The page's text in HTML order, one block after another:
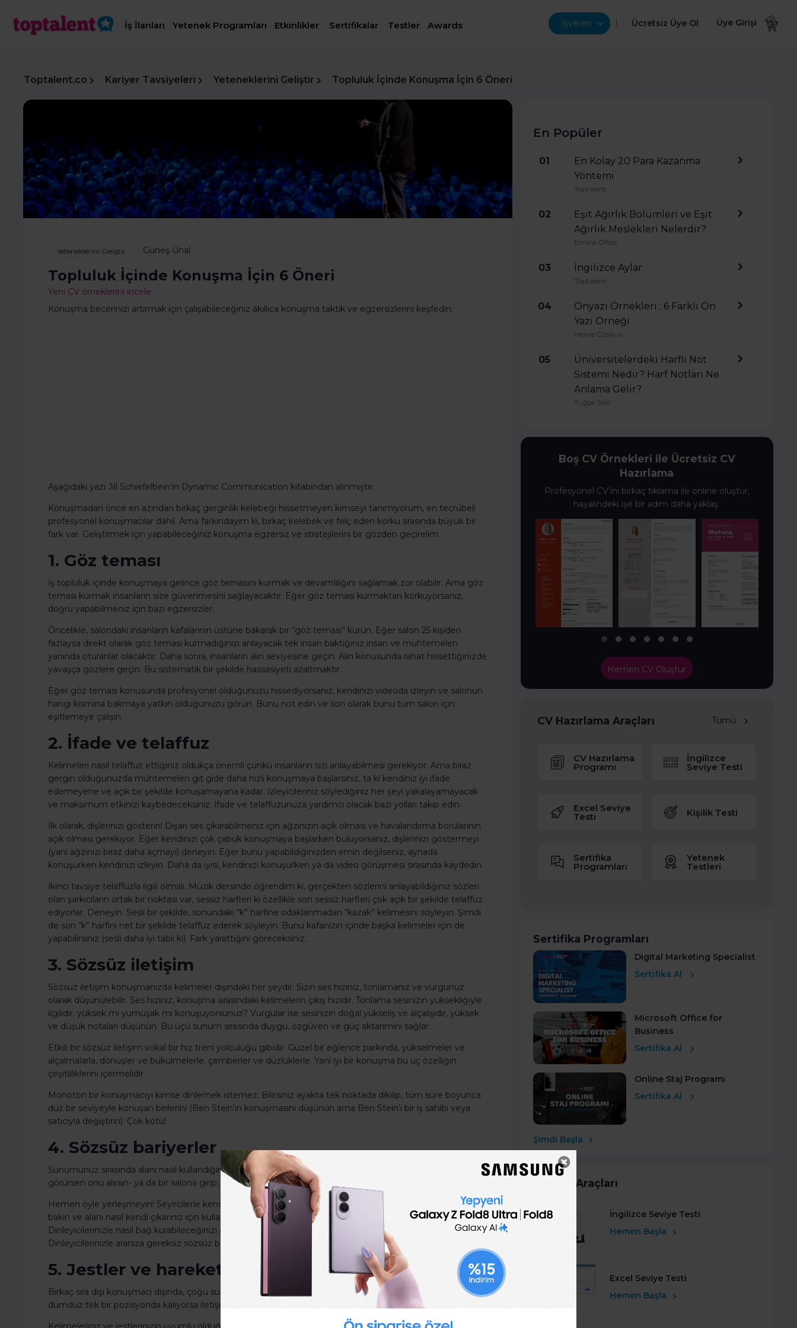
İş İlanları Yetenek Programları Etkinlikler Sertifikalar Testler Awards İşveren | Ücretsiz Üye Ol Üye Girişi
Toptalent.co Kariyer Tavsiyeleri Yeteneklerini Geliştir Topluluk İçinde Konuşma İçin 6 Öneri
Yeteneklerini Geliştir Güneş Ünal
Topluluk İçinde Konuşma İçin 6 Öneri
Yeni CV örneklerini incele
Konuşma becerinizi artırmak için çalışabileceğiniz akıllıca konuşma taktik ve egzersizlerini keşfedin.
Aşağıdaki yazı Jill Schiefelbein’ın Dynamic Communication kitabından alınmıştır.
Konuşmadan önce en azından birkaç gerginlik kelebeği hissetmeyen kimseyi tanımıyorum, en tecrübeli
profesyonel konuşmacılar dahil. Ama farkındayım ki, birkaç kelebek ve felç eden korku arasında büyük bir
fark var. Geliştirmek için yapabileceğiniz konuşma egzersiz ve stratejilerini bir gözden geçirelim.
1. Göz teması
İş topluluk içinde konuşmaya gelince göz temasını kurmak ve devamlılığını sağlamak zor olabilir. Ama göz
teması kurmak insanların size güvenmesini sağlayacaktır. Eğer göz teması kurmaktan korkuyorsanız,
doğru yapabilmeniz için bazı egzersizler.
Öncelikle, salondaki insanların kafalarının üstüne bakarak bir “göz teması” kurun. Eğer salon 25 kişiden
fazlaysa direkt olarak göz teması kurmadığınızı anlayacak tek insan baktığınız insan ve muhtemelen
yanında oturanlar olacaktır. Daha sonra, insanların alın seviyesine geçin. Alın konusunda rahat hissettiğinizde
yavaşça gözlere geçin. Bu sistematik bir şekilde hassasiyeti azaltmaktır.
Eğer göz teması konusunda profesyonel olduğunuzu hissediyorsanız, kendinizi videoda izleyin ve salonun
hangi kısmına bakmaya yatkın olduğunuzu görün. Bunu not edin ve son olarak bunu tüm salon için
eşitlemeye çalışın.
2. İfade ve telaffuz
Kelimeleri nasıl telaffuz ettiğiniz oldukça önemli çünkü insanların sizi anlayabilmesi gerekiyor. Ama biraz
gergin olduğunuzda muhtemelen git gide daha hızlı konuşmaya başlarsınız, ta ki kendiniz iyi ifade
edemeyene ve açık bir şekilde konuşamayana kadar. İzleyicileriniz söylediğiniz her şeyi yakalayamayacak
ve maksimum etkinizi kaybedeceksiniz. İfade ve telaffuzunuza yardımcı olacak bazı yolları takip edin.
İlk olarak, dişlerinizi gösterin! Dışarı ses çıkarabilmeniz için ağzınızın açık olması ve havalandırma borularının
açık olması gerekiyor. Eğer kendinizi çok çabuk konuşmaya başlarken buluyorsanız, dişlerinizi göstermeyi
(yani ağzınızı biraz daha açmayı) deneyin. Eğer bunu yapabildiğinizden emin değilseniz, aynada
konuşurken kendinizi izleyin. Daha da iyisi, kendinizi konuşurken ya da video görüşmesi sırasında kaydedin.
İkinci tavsiye telaffuzla ilgili olmalı. Müzik dersinde öğrendim ki, gerçekten sözlerini anlayabildiğiniz sözleri
olan şarkıcıların ortak bir noktası var, sessiz harfleri ki özellikle son sessiz harfleri çok açık bir şekilde telaffuz
ediyorlar. Deneyin. Sesli bir şekilde, sonundaki “k” harfine odaklanmadan “kazak” kelimesini söyleyin. Şimdi
de son “k” harfini net bir şekilde telaffuz ederek söyleyin. Bunu kafanızın içinde başka kelimeler için de
yapabilirsiniz (sesli daha iyi tabii ki). Fark yarattığını göreceksiniz.
3. Sözsüz iletişim
Sözsüz iletişim konuşmanızda kelimeler dışındaki her şeydir. Sizin ses hızınız, tonlamanız ve vurgunuz
olarak düşünülebilir. Ses hızınız, konuşma sırasındaki kelimelerin çıkış hızıdır. Tonlama sesinizin yüksekliğiyle
ilgilidir, yüksek mi yumuşak mı konuşuyorsunuz? Vurgular ise sesinizin doğal yükseliş ve alçalışıdır, yüksek
ve düşük notaları düşünün. Bu üçü sunum sırasında duygu, özgüven ve güç aktarımını sağlar.
Etkili bir sözsüz iletişim vokal bir hız treni yolculuğu gibidir. Güzel bir eğlence parkında, yükselmeler ve
alçalmalarla, dönüşler ve bükülmelerle, çemberler ve düzlüklerle. Yani iyi bir konuşma bu üç özelliğin
çeşitliliklerini içermelidir.
Monoton bir konuşmacıyı kimse dinlemek istemez. Bilirsiniz ayakta tek noktada dikilip, tüm süre boyunca
düz bir seviyeyle konuşan birilerini (Ben Stein’ın konuşmasını düşünün ama Ben Stein’ı bir iş sahibi veya
satıcıyla değiştirin). Çok kötü!
4. Sözsüz bariyerler
Sunumunuz sırasında alanı nasıl kullandığınız önemli. Birçok insan sunum alanını ön planda tutuyor -ne
görürsen onu alırsın- ya da bir salona girip, sahneyi görüp oraya kök salıveriyorlar.
Hemen öyle yerleşmeyin! Seyircilerle kendiniz arasında nasıl bir bariyer kurabileceğinizi düşünerek alana
bakın ve alanı nasıl kendi çıkarınız için kullanabileceğinize bakın. Çevreyi ve salonu inceleyin.
Dinleyicilerinizle nasıl bağ kurabileceğinizi anlayın ve bağlantı noktasından yaklaşın, güç noktasından değil.
Dinleyicilerinizle aranıza gereksiz sözsüz bariyerler koymayın.
5. Jestler ve hareket
Birkaç sıra dışı konuşmacı dışında, çoğu sunum yapan kişi en iyi duruşlarını göstermiyor. Eğer vücudunuz
dümdüz tek bir pozisyonda kalıyorsa iletişim kurmak oldukça zordur. İşte yapabilecekleriniz.
En Popüler
01
En Kolay 20 Para Kazanma
Yöntemi
Toptalent
02
Eşit Ağırlık Bölümleri ve Eşit
Ağırlık Meslekleri Nelerdir?
Emine Oflaz
03 İngilizce Aylar
Toptalent
04
Önyazı Örnekleri : 6 Farklı Ön
Yazı Örneği
Merve Coşkun
05
Üniversitelerdeki Harfli Not
Sistemi Nedir? Harf Notları Ne
Anlama Gelir?
Tuğçe Salır
Boş CV Örnekleri ile Ücretsiz CV
Hazırlama
Profesyonel CV’ini birkaç tıklama ile online oluştur,
hayalindeki işe bir adım daha yaklaş.
Hemen CV Oluştur
CV Hazırlama Araçları Tümü
CV Hazırlama
Programı
İngilizce
Seviye Testi
Excel Seviye
Testi Kişilik Testi
Sertifika
Programları
Yetenek
Testleri
Sertifika Programları
Digital Marketing Specialist
Sertifika Al
Microsoft Office for
Business
Sertifika Al
Online Staj Programı
Sertifika Al
Şimdi Başla
Kariyer Araçları
İngilizce Seviye Testi
Hemen Başla
Excel Seviye Testi
Hemen Başla